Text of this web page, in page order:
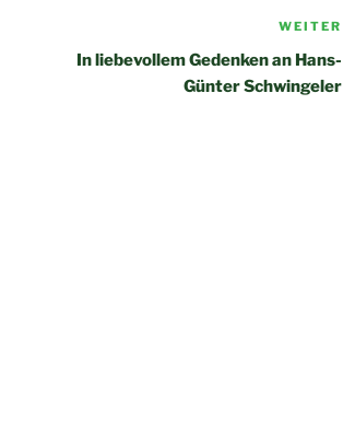
WEITER
In liebevollem Gedenken an Hans-
Günter Schwingeler